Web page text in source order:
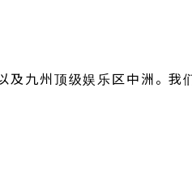
九州顶级娱乐区中洲。 我